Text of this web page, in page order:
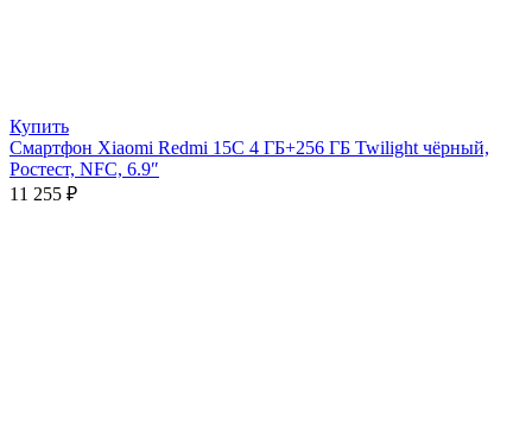
Купить
Смартфон Xiaomi Redmi 15C 4 ГБ+256 ГБ Twilight чёрный,
Ростест, NFC, 6.9″
11 255 ₽